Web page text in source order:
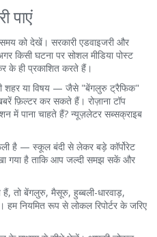
पाएं
को देखें। सरकारी एडवाइजरी और
किसी घटना पर सोशल मीडिया पोस्ट
के ही प्रकाशित करते हैं।
शहर या विषय — जैसे "बेंगलुरु ट्रैफिक"
फ़िल्टर कर सकते हैं। रोज़ाना टॉप
में पाना चाहते हैं? न्यूज़लेटर सब्सक्राइब
है — स्कूल बंदी से लेकर बड़े कॉर्पोरेट
गया है ताकि आप जल्दी समझ सकें और
तो बेंगलुरु, मैसूरु, हुब्बली-धारवाड़,
नियमित रूप से लोकल रिपोर्टर के जरिए